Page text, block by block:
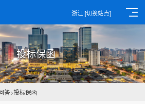
浙江 [切换站点]
投标保函
答>投标保函